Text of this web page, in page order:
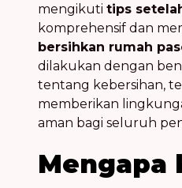
mengikuti tips
komprehensif dan
bersihkan rumah
dilakukan dengan
tentang kebersihan,
memberikan
aman bagi seluruh
Mengapa